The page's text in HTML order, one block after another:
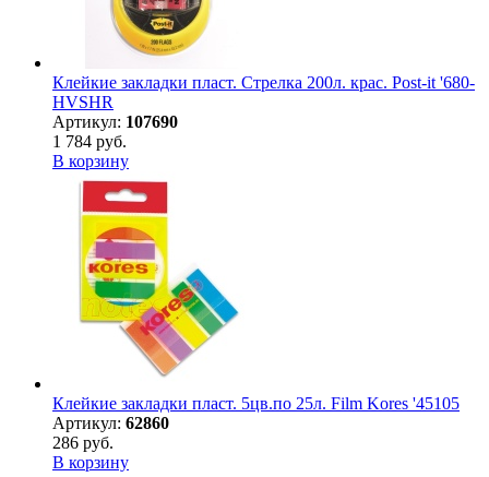
Клейкие закладки пласт. Стрелка 200л. крас. Post-it '680-
HVSHR
Артикул: 107690
1 784 руб.
В корзину
Клейкие закладки пласт. 5цв.по 25л. Film Kores '45105
Артикул: 62860
286 руб.
В корзину